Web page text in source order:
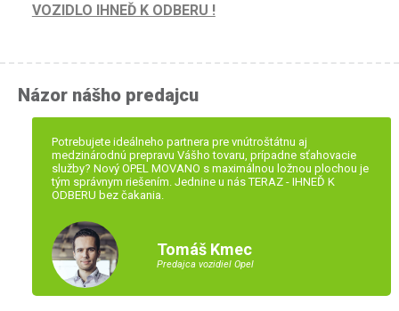
VOZIDLO IHNEĎ K ODBERU !
Názor nášho predajcu
Potrebujete ideálneho partnera pre vnútroštátnu aj
medzinárodnú prepravu Vášho tovaru, prípadne sťahovacie
služby? Nový OPEL MOVANO s maximálnou ložnou plochou je
tým správnym riešením. Jednine u nás TERAZ - IHNEĎ K
ODBERU bez čakania.
Tomáš Kmec
Predajca vozidiel Opel